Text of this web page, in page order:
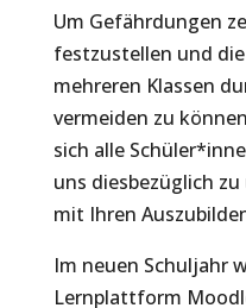
Um Gefährdungen
festzustellen und
mehreren Klassen
vermeiden zu
sich alle
uns diesbezüglich
mit Ihren
Im neuen Schuljahr
Lernplattform